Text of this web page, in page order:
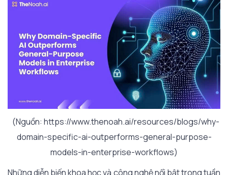
(Nguồn: https://www.thenoah.ai/resources/blogs/why-
domain-specific-ai-outperforms-general-purpose-
models-in-enterprise-workflows)
Những diễn biến khoa học và công nghệ nổi bật trong tuần